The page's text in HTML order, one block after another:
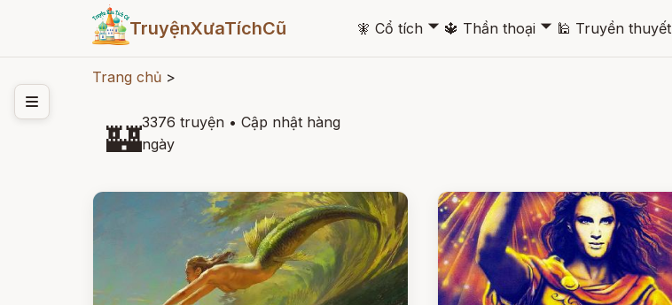
TruyệnXưaTíchCũ 🧚 Cổ tích 🞃 🔱 Thần thoại 🞃 🕌 Truyền thuyết
Trang chủ >
🏰3376 truyện • Cập nhật hàng
ngày